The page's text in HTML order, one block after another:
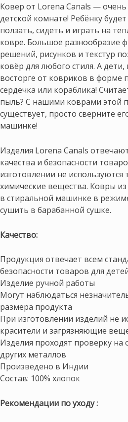
Ковер от Lorena Canals —
детской комнате! Ребёнку
ползать, сидеть и играть на
ковре. Большое разнообразие
решений, рисунков и текстур
ковёр для любого стиля. А
восторге от ковриков в форме
сердечка или кораблика!
пыль? С нашими коврами этой
существует, просто сверните
машинке!
Изделия Lorena Canals
качества и безопасности
изготовлении не используются
химические вещества. Ковры
в стиральной машинке в
сушить в барабанной сушке.
Качество:
Продукция отвечает всем
безопасности товаров для
Изделие ручной работы
Могут наблюдаться
размера продукта
При изготовлении изделий не
красители и загрязняющие
Изделия проходят проверку на
других металлов
Произведено в Индии
Состав: 100% хлопок
Рекомендации по уходу :